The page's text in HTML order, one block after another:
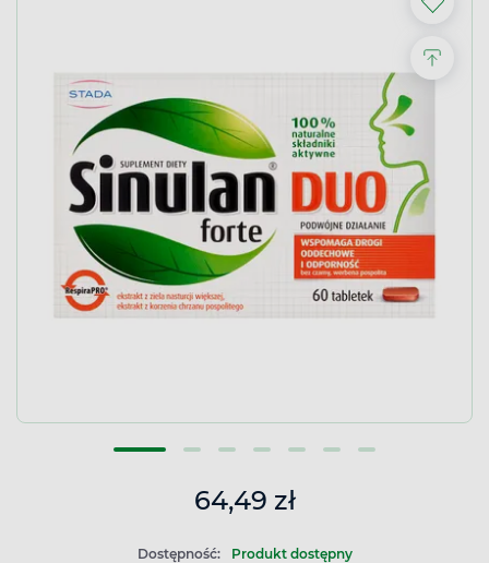
64,49 zł
Dostępność: Produkt dostępny